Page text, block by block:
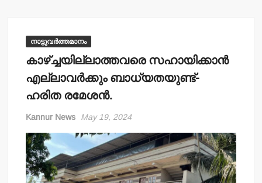
നാട്ടുവർത്തമാനം
കാഴ്ച്ചയില്ലാത്തവരെ സഹായിക്കാന്‍
എല്ലാവര്‍ക്കും ബാധ്യതയുണ്ട്-
ഹരിത രമേശന്‍.
Kannur News May 19, 2024